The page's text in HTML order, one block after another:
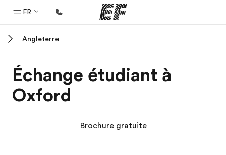
FR
Bienvenue chez EF
Programmes
Nos offres
Angleterre
Échange étudiant à
Oxford
Brochure gratuite